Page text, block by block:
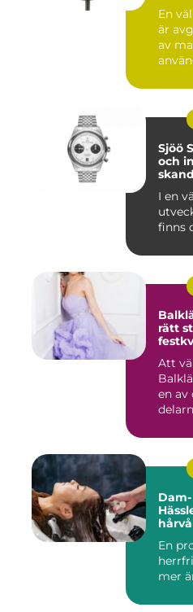
En
är
av
Sjöö
och
I en
finns
rätt
Att
en av
En
mer